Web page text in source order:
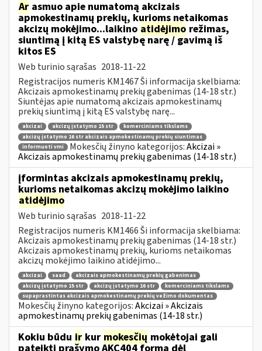
Ar asmuo apie numatomą akcizais
apmokestinamų prekių, kurioms netaikomas
akcizų mokėjimo...laikino atidėjimo režimas,
siuntimą į kitą ES valstybę narę / gavimą iš
kitos ES
Web turinio sąrašas 2018-11-22
Registracijos numeris KM1467 Ši informacija skelbiama:
Akcizais apmokestinamų prekių gabenimas (14-18 str.)
Siuntėjas apie numatomą akcizais apmokestinamų
prekių siuntimą į kitą ES valstybę narę...
akcizai akcizų įstatymo 15 str
komerciniams tikslams
akcizų įstatymo 16 str akcizais apmokestinamų prekių siuntimas
informuoti vmi
Mokesčių žinyno kategorijos:Akcizai »
Akcizais apmokestinamų prekių gabenimas (14-18 str.)
įformintas akcizais apmokestinamų prekių,
kurioms netaikomas akcizų mokėjimo laikino
atidėjimo
Web turinio sąrašas 2018-11-22
Registracijos numeris KM1466 Ši informacija skelbiama:
Akcizais apmokestinamų prekių gabenimas (14-18 str.)
Akcizais apmokestinamų prekių, kurioms netaikomas
akcizų mokėjimo laikino atidėjimo...
akcizai saad
akcizais apmokestinamų prekių gabenimas
akcizų įstatymo 15 str
akcizų įstatymo 16 str
komerciniams tikslams
supaprastintas akcizais apmokestinamų prekių vežimo dokumentas
Mokesčių žinyno kategorijos:Akcizai » Akcizais
apmokestinamų prekių gabenimas (14-18 str.)
Kokiu būdu ir kur mokesčių mokėtojai gali
pateikti prašymo AKC404 formą dėl